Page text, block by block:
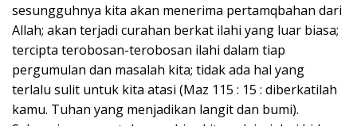
sesungguhnya kita akan menerima pertamqbahan dari
Allah; akan terjadi curahan berkat ilahi yang luar biasa;
tercipta terobosan-terobosan ilahi dalam tiap
pergumulan dan masalah kita; tidak ada hal yang
terlalu sulit untuk kita atasi (Maz 115 : 15 : diberkatilah
kamu. Tuhan yang menjadikan langit dan bumi).